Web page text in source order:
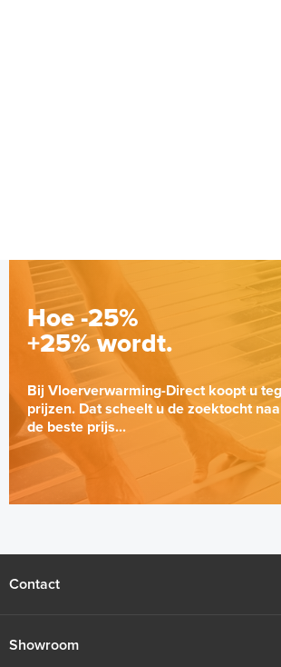
Hoe -25%
+25% wordt.
Bij Vloerverwarming-Direct koopt u
prijzen. Dat scheelt u de zoektocht
de beste prijs...
Contact
Showroom